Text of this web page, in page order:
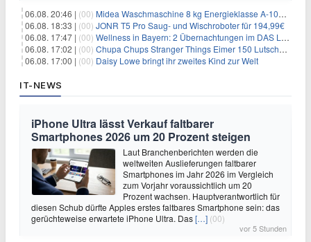
06.08. 20:46 | (00) Midea Waschmaschine 8 kg Energieklasse A-10% 1400 U/Min für 289,97€
06.08. 18:33 | (00) JONR T5 Pro Saug- und Wischroboter für 194,99€
06.08. 17:47 | (00) Wellness in Bayern: 2 Übernachtungen im DAS LUDWIG Sports Resort inkl. HP + Wellness ab 174€ p.P.
06.08. 17:02 | (00) Chupa Chups Stranger Things Eimer 150 Lutscher für 21,95€
06.08. 17:00 | (00) Daisy Lowe bringt ihr zweites Kind zur Welt
IT-NEWS
iPhone Ultra lässt Verkauf faltbarer
Smartphones 2026 um 20 Prozent steigen
Laut Branchenberichten werden die
weltweiten Auslieferungen faltbarer
Smartphones im Jahr 2026 im Vergleich
zum Vorjahr voraussichtlich um 20
Prozent wachsen. Hauptverantwortlich für
diesen Schub dürfte Apples erstes faltbares Smartphone sein: das
gerüchteweise erwartete iPhone Ultra. Das[…] (00)
vor 5 Stunden